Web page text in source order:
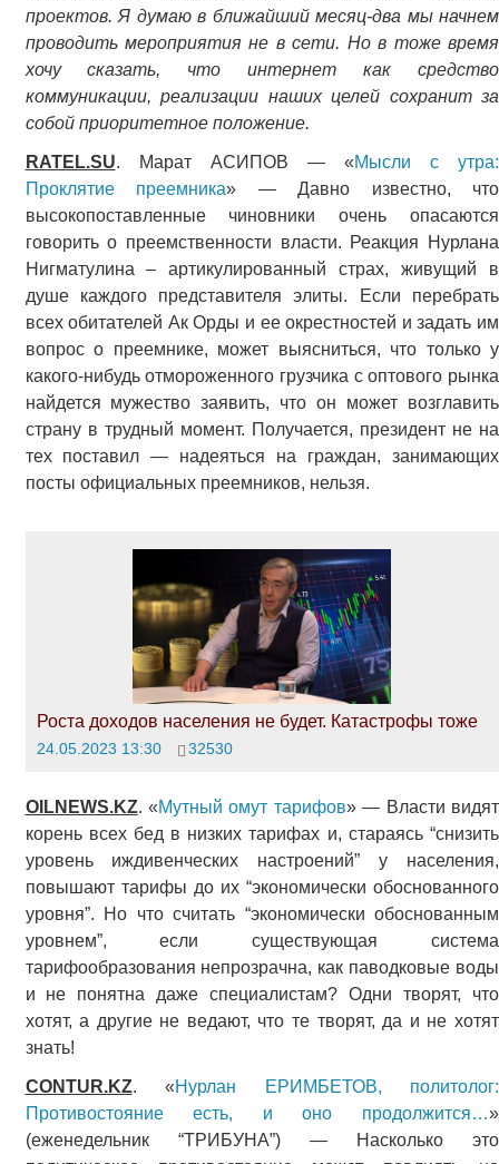
проектов. Я думаю в ближайший месяц-два мы начнем
проводить мероприятия не в сети. Но в тоже время
хочу сказать, что интернет как средство
коммуникации, реализации наших целей сохранит за
собой приоритетное положение.
RATEL.SU. Марат АСИПОВ — «Мысли с утра:
Проклятие преемника» — Давно известно, что
высокопоставленные чиновники очень опасаются
говорить о преемственности власти. Реакция Нурлана
Нигматулина – артикулированный страх, живущий в
душе каждого представителя элиты. Если перебрать
всех обитателей Ак Орды и ее окрестностей и задать им
вопрос о преемнике, может выясниться, что только у
какого-нибудь отмороженного грузчика с оптового рынка
найдется мужество заявить, что он может возглавить
страну в трудный момент. Получается, президент не на
тех поставил — надеяться на граждан, занимающих
посты официальных преемников, нельзя.
Роста доходов населения не будет. Катастрофы тоже
24.05.2023 13:30 32530
OILNEWS.KZ. «Мутный омут тарифов» — Власти видят
корень всех бед в низких тарифах и, стараясь “снизить
уровень иждивенческих настроений” у населения,
повышают тарифы до их “экономически обоснованного
уровня”. Но что считать “экономически обоснованным
уровнем”, если существующая система
тарифообразования непрозрачна, как паводковые воды
и не понятна даже специалистам? Одни творят, что
хотят, а другие не ведают, что те творят, да и не хотят
знать!
CONTUR.KZ. «Нурлан ЕРИМБЕТОВ, политолог:
Противостояние есть, и оно продолжится…»
(еженедельник “ТРИБУНА”) — Насколько это